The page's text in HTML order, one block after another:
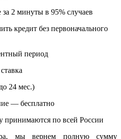
2 минуты в 95% случаев
кредит без первоначального
период
24 мес.)
— бесплатно
принимаются по всей России
мы вернем полную сумму